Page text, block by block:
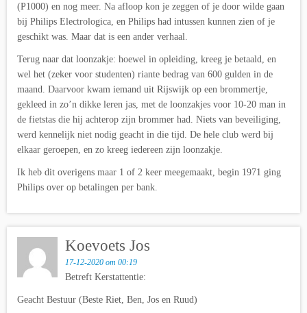
(P1000) en nog meer. Na afloop kon je zeggen of je door wilde gaan
bij Philips Electrologica, en Philips had intussen kunnen zien of je
geschikt was. Maar dat is een ander verhaal.
Terug naar dat loonzakje: hoewel in opleiding, kreeg je betaald, en
wel het (zeker voor studenten) riante bedrag van 600 gulden in de
maand. Daarvoor kwam iemand uit Rijswijk op een brommertje,
gekleed in zo’n dikke leren jas, met de loonzakjes voor 10-20 man in
de fietstas die hij achterop zijn brommer had. Niets van beveiliging,
werd kennelijk niet nodig geacht in die tijd. De hele club werd bij
elkaar geroepen, en zo kreeg iedereen zijn loonzakje.
Ik heb dit overigens maar 1 of 2 keer meegemaakt, begin 1971 ging
Philips over op betalingen per bank.
Koevoets Jos
17-12-2020 om 00:19
Betreft Kerstattentie:
Geacht Bestuur (Beste Riet, Ben, Jos en Ruud)